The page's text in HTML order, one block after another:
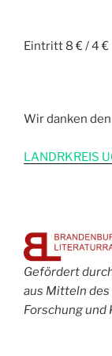
Eintritt 8 € / 4 €
Wir danken
LANDRKREIS
Gefördert
aus Mitteln
Forschung und